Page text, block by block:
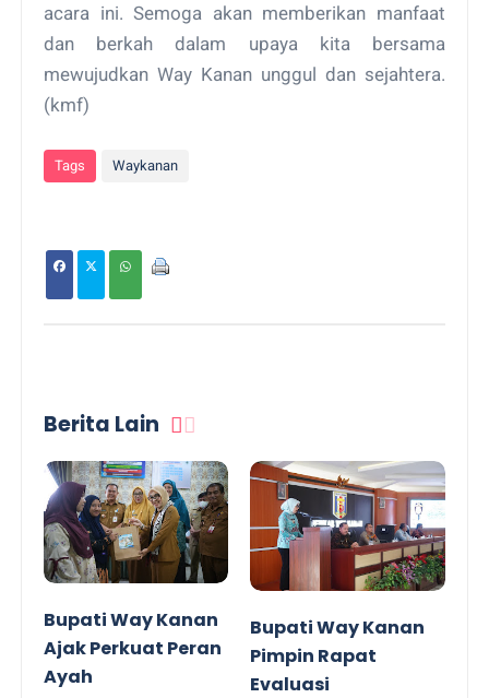
acara ini. Semoga akan memberikan manfaat
dan berkah dalam upaya kita bersama
mewujudkan Way Kanan unggul dan sejahtera.
(kmf)
Tags Waykanan
Berita Lain
Bupati Way Kanan
Ajak Perkuat Peran
Ayah
Bupati Way Kanan
Pimpin Rapat
Evaluasi